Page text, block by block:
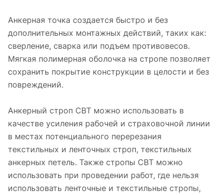
Анкерная точка создается быстро и без
дополнительных монтажных действий, таких как:
сверление, сварка или подъем противовесов.
Мягкая полимерная оболочка на стропе позволяет
сохранить покрытие конструкции в целости и без
повреждений.
Анкерный строп СВТ можно использовать в
качестве усиления рабочей и страховочной линии
в местах потенциального перерезания
текстильных и ленточных строп, текстильных
анкерных петель. Также стропы СВТ можно
использовать при проведении работ, где нельзя
использовать ленточные и текстильные стропы,